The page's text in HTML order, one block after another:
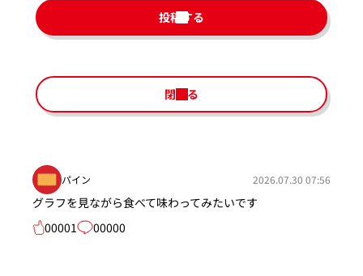
投稿する
閉じる
パイン 2026.07.30 07:56
グラフを見ながら食べて味わってみたいです
00001
00000